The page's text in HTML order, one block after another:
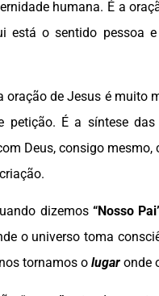
humana. É a
está o sentido pessoa
oração de Jesus é muito
petição. É a síntese
Deus, consigo mesmo,
dizemos “Nosso
o universo toma
tornamos o lugaronde